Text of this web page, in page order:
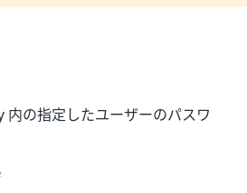
の指定したユーザーのパスワ